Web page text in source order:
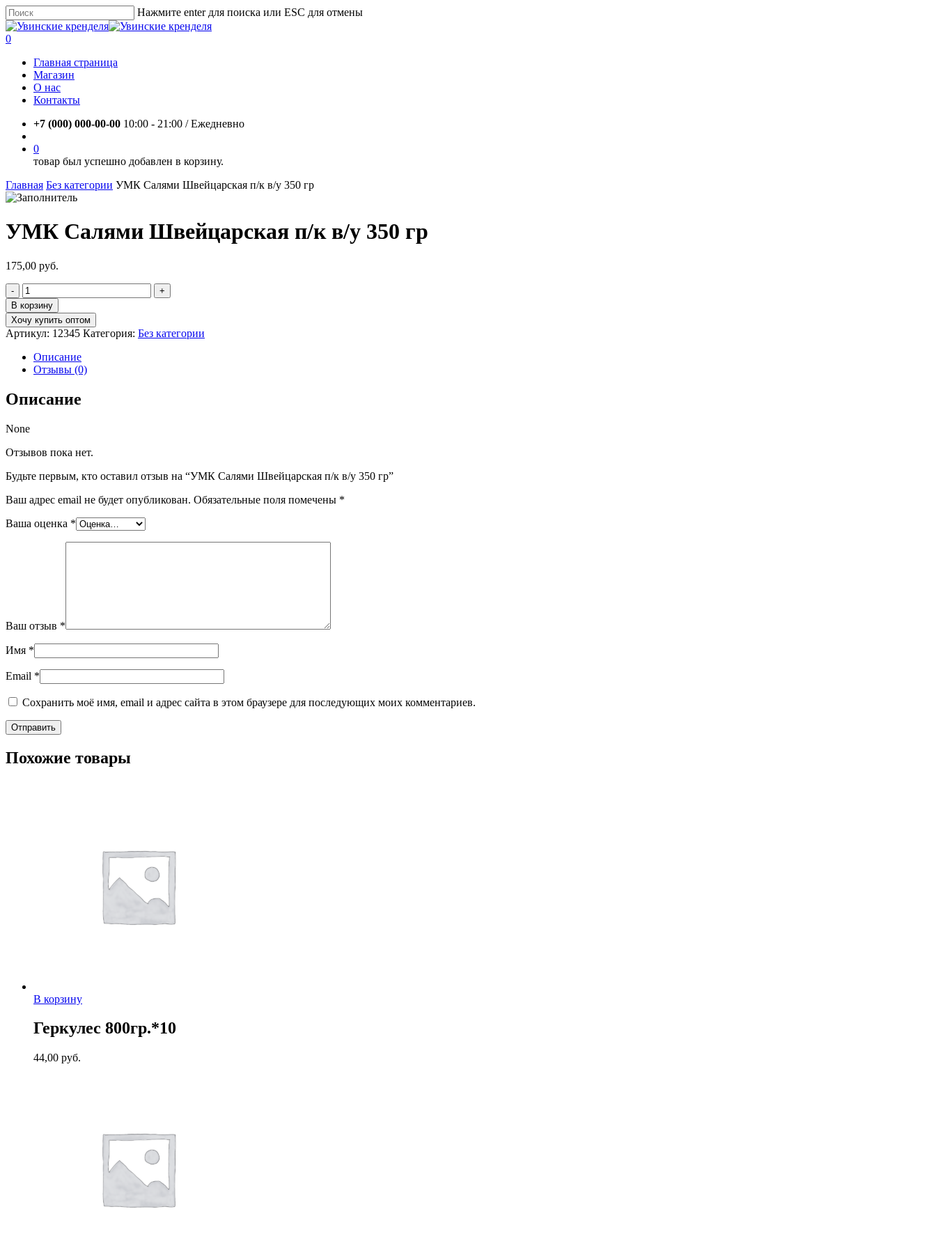
Skip
to
main
Нажмите enter для поиска или ESC для отмены
Close
Search
account
0
Главная страница
Магазин
О нас
Контакты
+7 (000) 000-00-00 10:00 - 21:00 / Eжедневно
0
товар был успешно добавлен в корзину.
Главная Без категории УМК Салями Швейцарская п/к в/у 350 гр
УМК Салями Швейцарская п/к в/у 350 гр
175,00 руб.
Количество
товара
УМК
Салями
Швейцарская
350
В корзину
Хочу купить оптом
Артикул: 12345 Категория: Без категории
Описание
Отзывы (0)
Описание
None
Отзывов пока нет.
Будьте первым, кто оставил отзыв на “УМК Салями Швейцарская п/к в/у 350 гр”
Ваш адрес email не будет опубликован. Обязательные поля помечены *
Ваша оценка *
Ваш отзыв *
Имя *
Email *
Сохранить моё имя, email и адрес сайта в этом браузере для последующих моих комментариев.
Похожие товары
В корзину
Геркулес 800гр.*10
44,00 руб.